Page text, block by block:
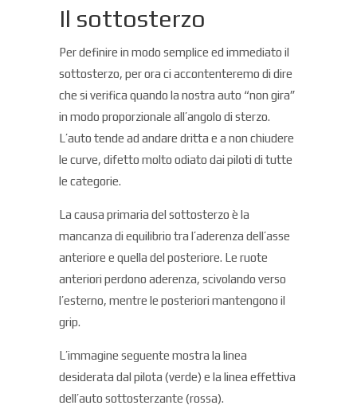
Il sottosterzo
Per definire in modo semplice ed immediato il
sottosterzo, per ora ci accontenteremo di dire
che si verifica quando la nostra auto “non gira”
in modo proporzionale all’angolo di sterzo.
L’auto tende ad andare dritta e a non chiudere
le curve, difetto molto odiato dai piloti di tutte
le categorie.
La causa primaria del sottosterzo è la
mancanza di equilibrio tra l’aderenza dell’asse
anteriore e quella del posteriore. Le ruote
anteriori perdono aderenza, scivolando verso
l’esterno, mentre le posteriori mantengono il
grip.
L’immagine seguente mostra la linea
desiderata dal pilota (verde) e la linea effettiva
dell’auto sottosterzante (rossa).